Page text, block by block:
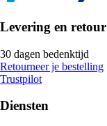
Levering en retour
30 dagen bedenktijd
Retourneer je bestelling
Trustpilot
Diensten